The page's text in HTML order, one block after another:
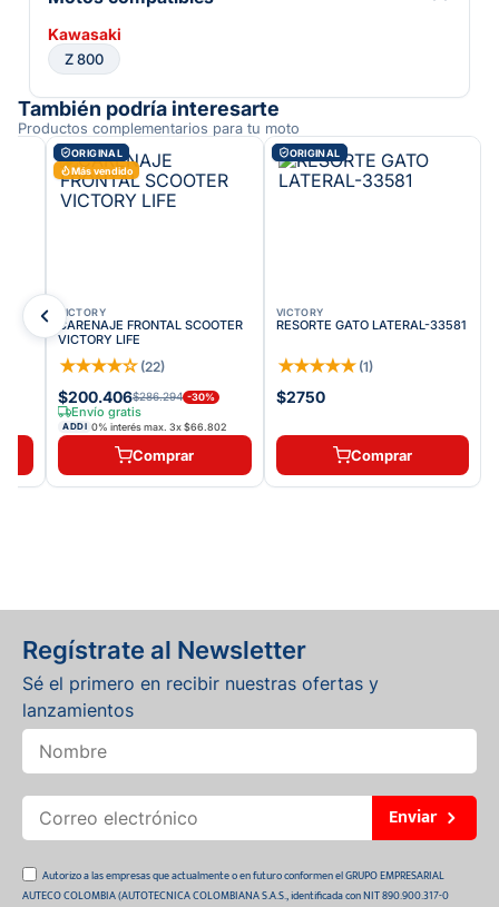
Kawasaki
Z 800
También podría interesarte
Productos complementarios para tu moto
ORIGINAL
Más vendido
VICTORY
CARENAJE FRONTAL SCOOTER
VICTORY LIFE
★★★★☆ (22)
$200.406$286.294 -30%
Envío gratis
ADDI 0% interés max.3x$66.802
Comprar
ORIGINAL
VICTORY
RESORTE GATO LATERAL-33581
★★★★★ (1)
$2750
Comprar
Regístrate al Newsletter
Sé el primero en recibir nuestras ofertas y
lanzamientos
Enviar
Autorizo a las empresas que actualmente o en futuro conformen el GRUPO EMPRESARIAL
AUTECO COLOMBIA (AUTOTECNICA COLOMBIANA S.A.S., identificada con NIT 890.900.317-0